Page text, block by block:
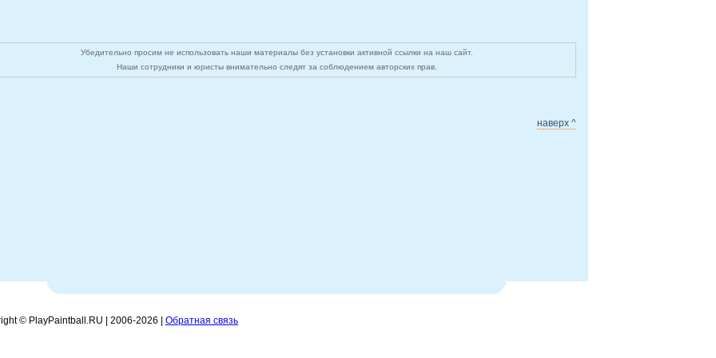
Убедительно просим не использовать наши материалы без установки активной ссылки на наш сайт.
Наши сотрудники и юристы внимательно следят за соблюдением авторских прав.
наверх ^
© PlayPaintball.RU | 2006-2026 | Обратная связь